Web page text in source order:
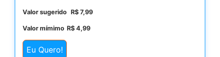
Valor sugerido R$ 7,99
Valor mímimo R$ 4,99
Eu Quero!